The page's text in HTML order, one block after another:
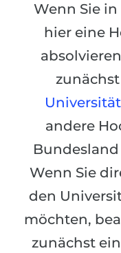
Mathematik
Bundesländer
BERUFE
Berufe
Studienfächer
Beispiel-
IB Diploma
1. Studienjahr
2.–3. Studienjahr
Medizin
Ingenieurwesen
Physik
Management
Wenn Sie
hier eine
andere
Wenn Sie
den
möchten,
zunächst ein